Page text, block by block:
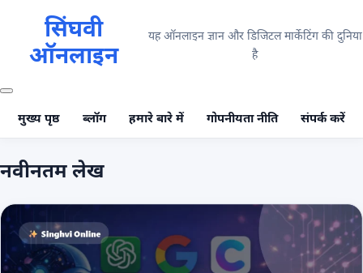
सिंघवी
ऑनलाइन
यह ऑनलाइन ज्ञान और डिजिटल मार्केटिंग की दुनिया
है
मुख्य पृष्ठ ब्लॉग हमारे बारे में गोपनीयता नीति संपर्क करें
नवीनतम लेख